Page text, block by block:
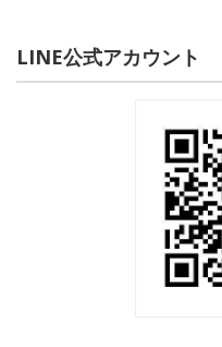
LINE公式アカウント